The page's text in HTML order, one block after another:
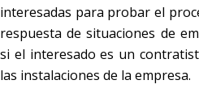
interesadas para probar el
respuesta de situaciones de
si el interesado es un
las instalaciones de la empresa.